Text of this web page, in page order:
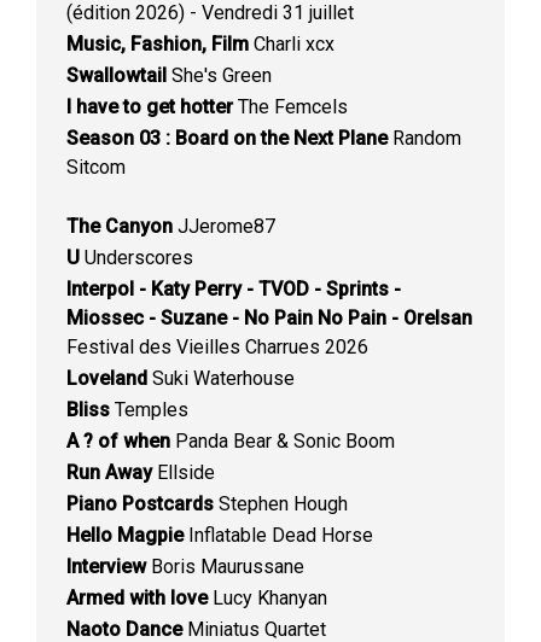
(édition 2026) - Vendredi 31 juillet
Music, Fashion, Film Charli xcx
Swallowtail She's Green
I have to get hotterThe Femcels
Season 03 : Board on the Next PlaneRandom
Sitcom
The Canyon JJerome87
U Underscores
Interpol - Katy Perry - TVOD - Sprints -
Miossec - Suzane - No Pain No Pain - Orelsan
Festival des Vieilles Charrues 2026
Loveland Suki Waterhouse
Bliss Temples
A ? of when Panda Bear & Sonic Boom
Run AwayEllside
Piano Postcards Stephen Hough
Hello MagpieInflatable Dead Horse
InterviewBoris Maurussane
Armed with loveLucy Khanyan
Naoto DanceMiniatus Quartet